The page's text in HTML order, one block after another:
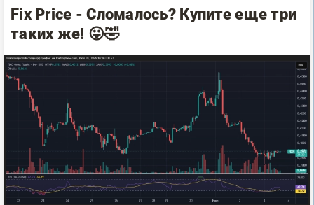
Fix Price - Сломалось? Купите еще три
таких же! 😛🤣